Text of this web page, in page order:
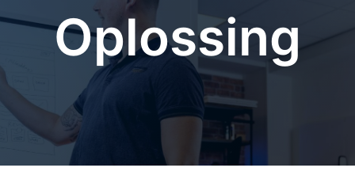
Oplossing